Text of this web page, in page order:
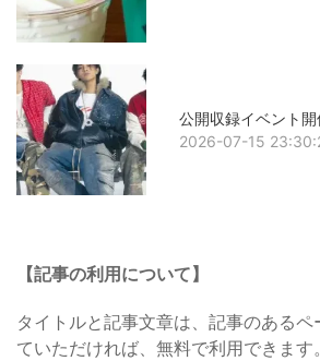
公開収録イベント開
2026-07-15
【記事の利用について】
タイトルと記事文章は、記事のあるペ
ていただければ、無料で利用できます。